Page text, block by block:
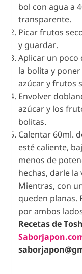
bol con agua a
transparente.
Picar frutos
y guardar.
Aplicar un poco
la bolita y
azúcar y frutos
Envolver
azúcar y los
bolitas.
Calentar 60ml.
esté caliente,
menos de
hechas, darle
Mientras, con
queden planas.
por ambos
Recetas de